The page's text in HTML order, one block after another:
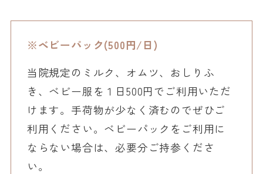
※ベビーパック(500円/日)
当院規定のミルク、オムツ、おしりふ
き、ベビー服を１日500円でご利用いただ
けます。手荷物が少なく済むのでぜひご
利用ください。ベビーパックをご利用に
ならない場合は、必要分ご持参くださ
い。